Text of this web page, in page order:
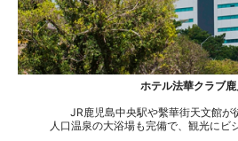
ホテル法華クラブ
JR鹿児島中央駅や繫華街天文館が
人口温泉の大浴場も完備で、観光にビ